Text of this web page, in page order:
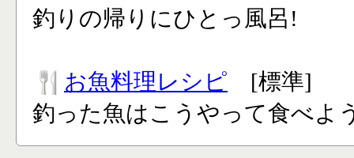
釣りの帰りにひとっ風呂!
お魚料理レシピ [標準]
釣った魚はこうやって食べよ